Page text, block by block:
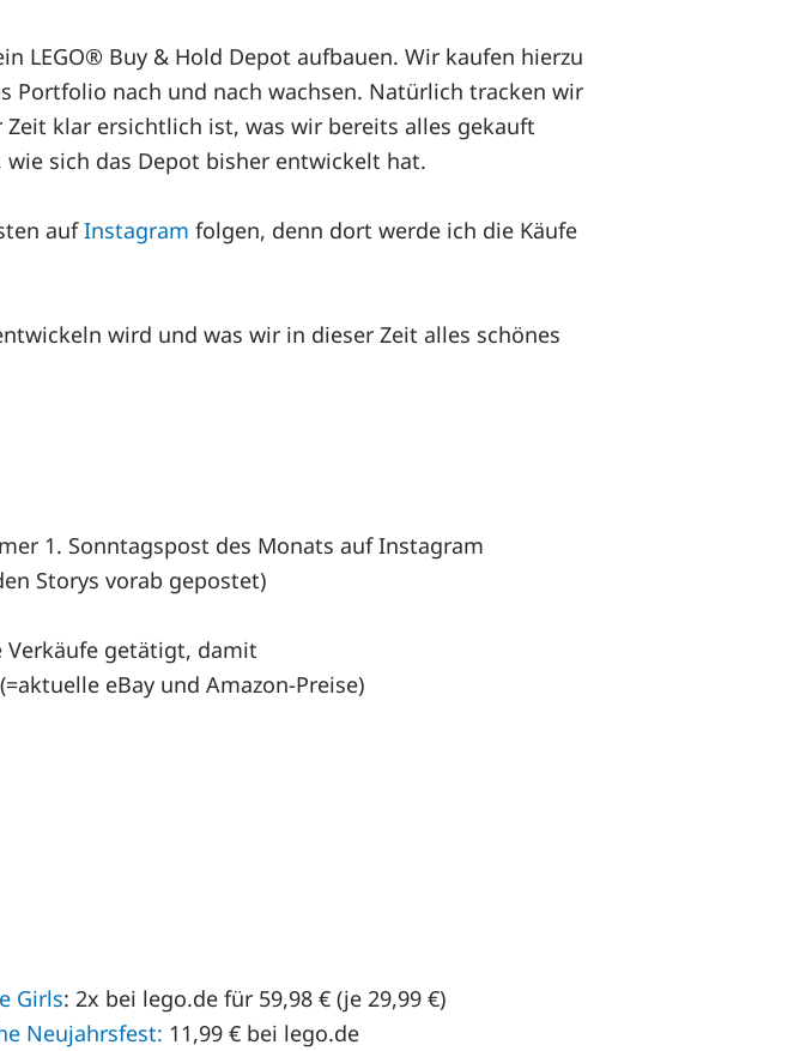
LEGO® Buy & Hold Depot aufbauen. Wir kaufen hierzu
Portfolio nach und nach wachsen. Natürlich tracken wir
klar ersichtlich ist, was wir bereits alles gekauft
sich das Depot bisher entwickelt hat.
aufInstagram folgen, denn dort werde ich die Käufe
wird und was wir in dieser Zeit alles schönes
1. Sonntagspost des Monats auf Instagram
Storys vorab gepostet)
Verkäufe getätigt, damit
eBay und Amazon-Preise)
Girls: 2x bei lego.de für 59,98 € (je 29,99 €)
Neujahrsfest: 11,99 € bei lego.de